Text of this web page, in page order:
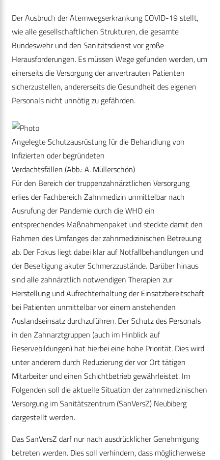
Der Ausbruch der Atemwegserkrankung COVID-19 stellt,
wie alle gesellschaftlichen Strukturen, die gesamte
Bundeswehr und den Sanitätsdienst vor große
Herausforderungen. Es müssen Wege gefunden werden, um
einerseits die Versorgung der anvertrauten Patienten
sicherzustellen, andererseits die Gesundheit des eigenen
Personals nicht unnötig zu gefährden.
Angelegte Schutzausrüstung für die Behandlung von
Infizierten oder begründeten
Verdachtsfällen (Abb.: A. Müllerschön)
Für den Bereich der truppenzahnärztlichen Versorgung
erlies der Fachbereich Zahnmedizin unmittelbar nach
Ausrufung der Pandemie durch die WHO ein
entsprechendes Maßnahmenpaket und steckte damit den
Rahmen des Umfanges der zahnmedizinischen Betreuung
ab. Der Fokus liegt dabei klar auf Notfallbehandlungen und
der Beseitigung akuter Schmerzzustände. Darüber hinaus
sind alle zahnärztlich notwendigen Therapien zur
Herstellung und Aufrechterhaltung der Einsatzbereitschaft
bei Patienten unmittelbar vor einem anstehenden
Auslandseinsatz durchzuführen. Der Schutz des Personals
in den Zahnarztgruppen (auch im Hinblick auf
Reservebildungen) hat hierbei eine hohe Priorität. Dies wird
unter anderem durch Reduzierung der vor Ort tätigen
Mitarbeiter und einen Schichtbetrieb gewährleistet. Im
Folgenden soll die aktuelle Situation der zahnmedizinischen
Versorgung im Sanitätszentrum (SanVersZ) Neubiberg
dargestellt werden.
Das SanVersZ darf nur nach ausdrücklicher Genehmigung
betreten werden. Dies soll verhindern, dass möglicherweise